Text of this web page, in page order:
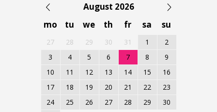
August 2026
mo
tu we th fr sa su
27 28 29 30 31 1
2
3
4 5 6 7 8
9
10
11 12 13 14 15
16
17
18 19 20 21 22
23
24
25 26 27 28 29
30